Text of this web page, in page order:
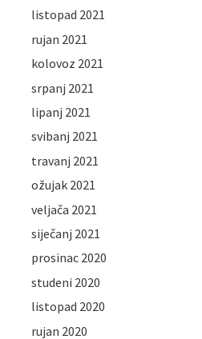
listopad 2021
rujan 2021
kolovoz 2021
srpanj 2021
lipanj 2021
svibanj 2021
travanj 2021
ožujak 2021
veljača 2021
siječanj 2021
prosinac 2020
studeni 2020
listopad 2020
rujan 2020